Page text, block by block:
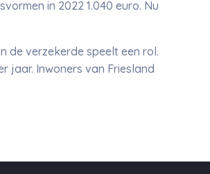
in 2022 1.040 euro. Nu
de verzekerde speelt een rol.
jaar. Inwoners van Friesland